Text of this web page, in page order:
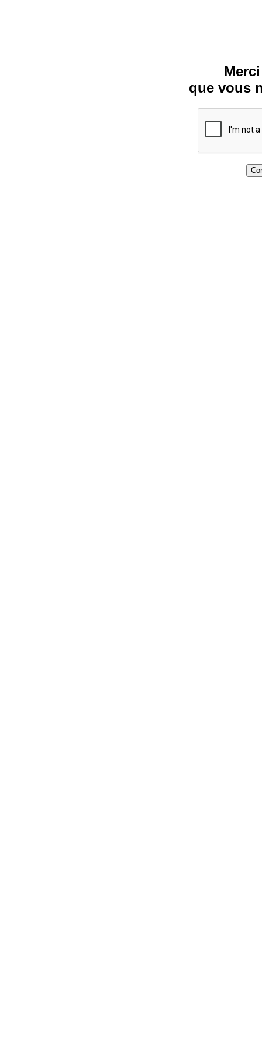
que vous